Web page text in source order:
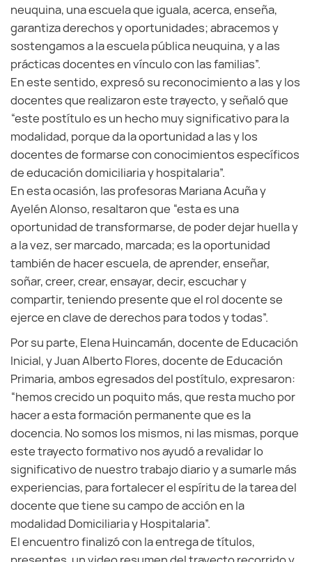
neuquina, una escuela que iguala, acerca, enseña,
garantiza derechos y oportunidades; abracemos y
sostengamos a la escuela pública neuquina, y a las
prácticas docentes en vínculo con las familias”.
En este sentido, expresó su reconocimiento a las y los
docentes que realizaron este trayecto, y señaló que
“este postítulo es un hecho muy significativo para la
modalidad, porque da la oportunidad a las y los
docentes de formarse con conocimientos específicos
de educación domiciliaria y hospitalaria”.
En esta ocasión, las profesoras Mariana Acuña y
Ayelén Alonso, resaltaron que “esta es una
oportunidad de transformarse, de poder dejar huella y
a la vez, ser marcado, marcada; es la oportunidad
también de hacer escuela, de aprender, enseñar,
soñar, creer, crear, ensayar, decir, escuchar y
compartir, teniendo presente que el rol docente se
ejerce en clave de derechos para todos y todas”.
Por su parte, Elena Huincamán, docente de Educación
Inicial, y Juan Alberto Flores, docente de Educación
Primaria, ambos egresados del postítulo, expresaron:
“hemos crecido un poquito más, que resta mucho por
hacer a esta formación permanente que es la
docencia. No somos los mismos, ni las mismas, porque
este trayecto formativo nos ayudó a revalidar lo
significativo de nuestro trabajo diario y a sumarle más
experiencias, para fortalecer el espíritu de la tarea del
docente que tiene su campo de acción en la
modalidad Domiciliaria y Hospitalaria”.
El encuentro finalizó con la entrega de títulos,